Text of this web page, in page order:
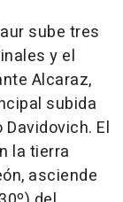
sube tres
y el
Alcaraz,
subida
El
la tierra
asciende